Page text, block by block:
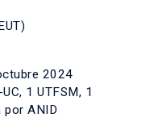
2024
1 UTFSM, 1
por ANID